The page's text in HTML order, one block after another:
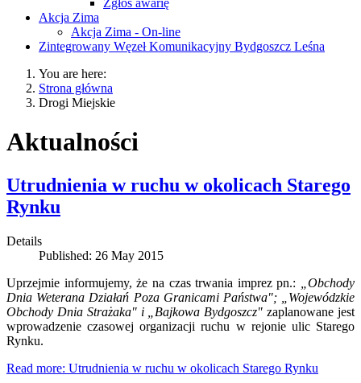
Akcja Zima
Akcja Zima - On-line
Zintegrowany Węzeł Komunikacyjny Bydgoszcz Leśna
You are here:
Strona główna
Drogi Miejskie
Aktualności
Utrudnienia w ruchu w okolicach Starego
Rynku
Details
Published: 26 May 2015
Uprzejmie informujemy, że na czas trwania imprez pn.:
„Obchody
Dnia Weterana Działań Poza Granicami Państwa"; „Wojewódzkie
Obchody Dnia Strażaka" i „Bajkowa Bydgoszcz" zaplanowane jest
wprowadzenie czasowej organizacji ruchu w rejonie ulic Starego
Rynku.
Read more: Utrudnienia w ruchu w okolicach Starego Rynku